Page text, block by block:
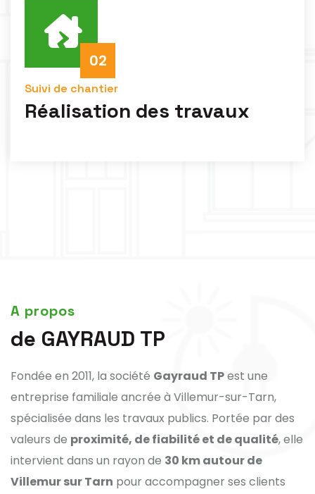
Suivi de chantier
Réalisation des travaux
A propos
de GAYRAUD TP
Fondée en 2011, la société Gayraud TPest une
entreprise familiale ancrée à Villemur-sur-Tarn,
spécialisée dans les travaux publics. Portée par des
valeurs de proximité, de fiabilité et de qualité, elle
intervient dans un rayon de 30 km autour de
Villemur sur Tarn pour accompagner ses clients